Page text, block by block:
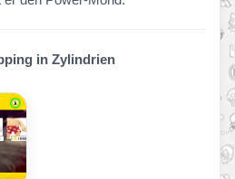
in Zylindrien